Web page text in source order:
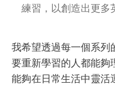
練習，以創造出更多
我希望透過每一個系列
要重新學習的人都能夠
能夠在日常生活中靈活